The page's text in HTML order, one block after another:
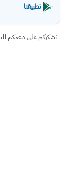
تطبيقنا
نشكركم على دعمكم